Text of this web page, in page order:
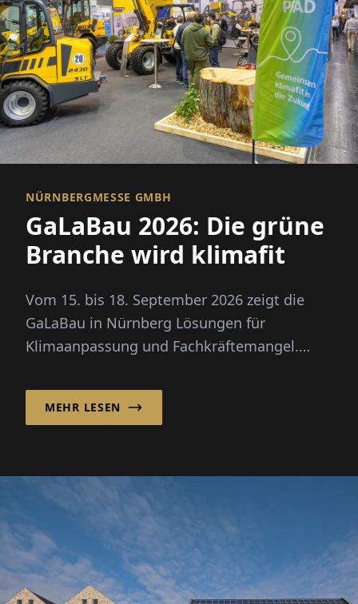
NÜRNBERGMESSE GMBH
GaLaBau 2026: Die grüne
Branche wird klimafit
Vom 15. bis 18. September 2026 zeigt die
GaLaBau in Nürnberg Lösungen für
Klimaanpassung und Fachkräftemangel.
Digitalisierung und KI.
MEHR LESEN